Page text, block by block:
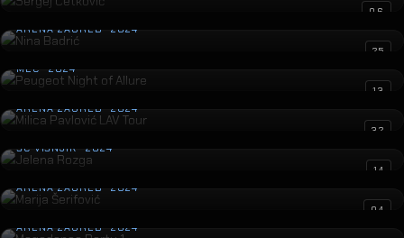
06
Nina Badrić
ARENA ZAGREB · 2024
25
Peugeot Night of Allure
MEC · 2024
13
Milica Pavlović LAV Tour
ARENA ZAGREB · 2024
32
Jelena Rozga
ŠC VIŠNJIK · 2024
14
Marija Šerifović
ARENA ZAGREB · 2024
04
Megadance Party 1
ARENA ZAGREB · 2024